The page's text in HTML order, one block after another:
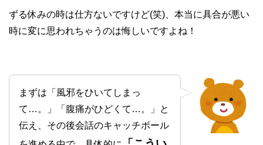
ずる休みの時は仕方ないですけど(笑)、本当に具合が悪い
時に変に思われちゃうのは悔しいですよね！
まずは「風邪をひいてしまっ
て…。」「腹痛がひどくて…。」と
伝え、その後会話のキャッチボール